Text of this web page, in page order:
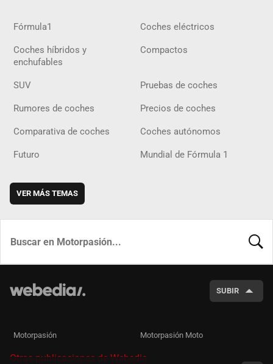
Fórmula1 Coches eléctricos
Coches híbridos y
enchufables
Compactos
SUV Pruebas de coches
Rumores de coches Precios de coches
Comparativa de coches Coches autónomos
Futuro Mundial de Fórmula 1
VER MÁS TEMAS
SUBIR
Motorpasión Motorpasión Moto
Otras publicaciones de Webedia